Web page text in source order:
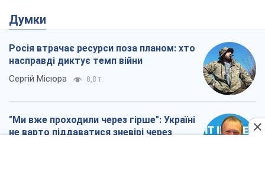
Думки
Росія втрачає ресурси поза планом: хто
насправді диктує темп війни
Сергій Місюра 8,8 т.
"Ми вже проходили через гірше": Україні
не варто піддаватися зневірі через